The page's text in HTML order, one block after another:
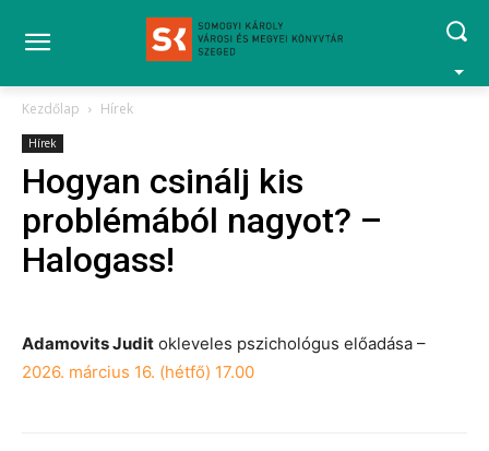
Kezdőlap Hírek
Hírek
Hogyan csinálj kis
problémából nagyot? –
Halogass!
Adamovits Judit okleveles pszichológus előadása –
2026. március 16. (hétfő) 17.00